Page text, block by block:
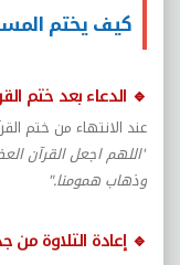
كيف يختم
🔹 الدعاء بعد ختم
عند الانتهاء من ختم
"اللهم اجعل القرآن
وذهاب همومنا".
🔹 إعادة التلاوة من